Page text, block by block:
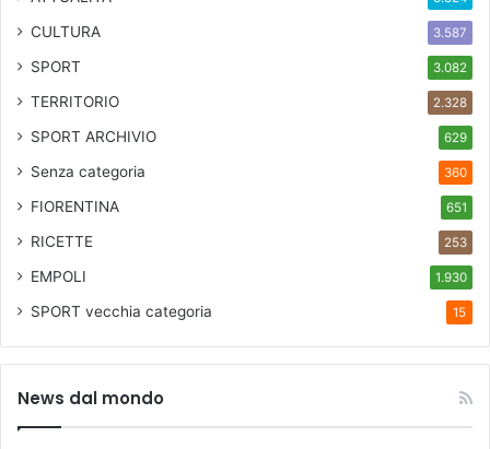
CULTURA 3.587
SPORT 3.082
TERRITORIO 2.328
SPORT ARCHIVIO 629
Senza categoria 360
FIORENTINA 651
RICETTE 253
EMPOLI 1.930
SPORT vecchia categoria 15
News dal mondo